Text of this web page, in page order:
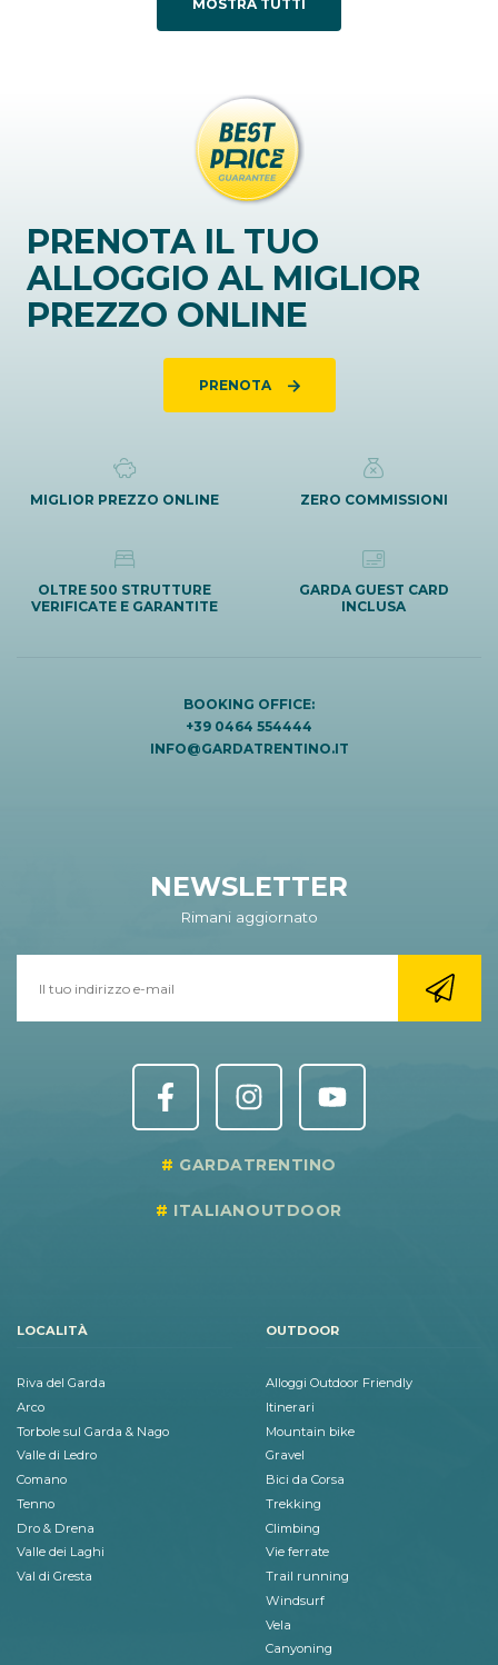
MOSTRA TUTTI
PRENOTA IL TUO
ALLOGGIO AL MIGLIOR
PREZZO ONLINE
PRENOTA
MIGLIOR PREZZO ONLINE ZERO COMMISSIONI
OLTRE 500 STRUTTURE
VERIFICATE E GARANTITE
GARDA GUEST CARD
INCLUSA
BOOKING OFFICE:
+39 0464 554444
INFO@GARDATRENTINO.IT
NEWSLETTER
Rimani aggiornato
GARDATRENTINO
ITALIANOUTDOOR
LOCALITÀ
Riva del Garda
Arco
Torbole sul Garda & Nago
Valle di Ledro
Comano
Tenno
Dro & Drena
Valle dei Laghi
Val di Gresta
OUTDOOR
Alloggi Outdoor Friendly
Itinerari
Mountain bike
Gravel
Bici da Corsa
Trekking
Climbing
Vie ferrate
Trail running
Windsurf
Vela
Canyoning